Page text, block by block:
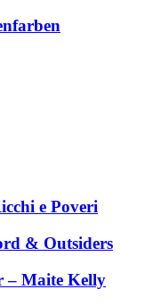
e Poveri
& Outsiders
– Maite Kelly